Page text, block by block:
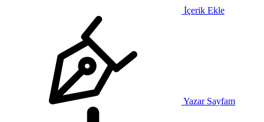
İçerik Ekle
Yazar Sayfam